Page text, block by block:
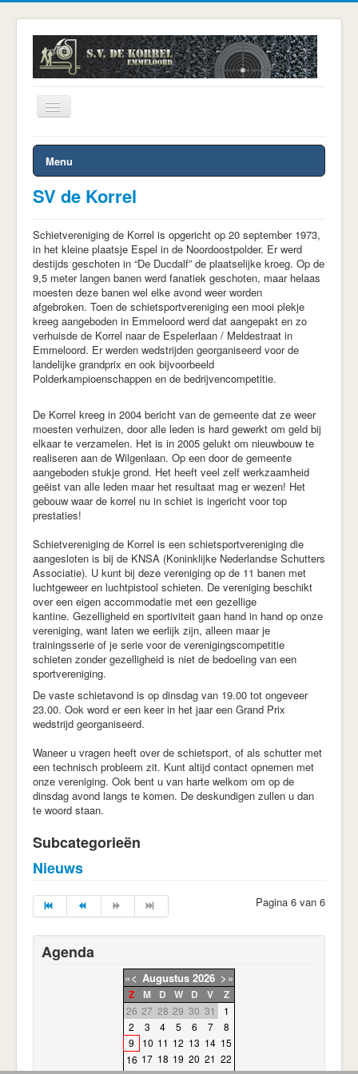
Toggle
Navigation
Menu
SV de Korrel
Schietvereniging de Korrel is opgericht op 20 september 1973,
in het kleine plaatsje Espel in de Noordoostpolder. Er werd
destijds geschoten in “De Ducdalf” de plaatselijke kroeg. Op de
9,5 meter langen banen werd fanatiek geschoten, maar helaas
moesten deze banen wel elke avond weer worden
afgebroken. Toen de schietsportvereniging een mooi plekje
kreeg aangeboden in Emmeloord werd dat aangepakt en zo
verhuisde de Korrel naar de Espelerlaan / Meldestraat in
Emmeloord. Er werden wedstrijden georganiseerd voor de
landelijke grandprix en ook bijvoorbeeld
Polderkampioenschappen en de bedrijvencompetitie.
De Korrel kreeg in 2004 bericht van de gemeente dat ze weer
moesten verhuizen, door alle leden is hard gewerkt om geld bij
elkaar te verzamelen. Het is in 2005 gelukt om nieuwbouw te
realiseren aan de Wilgenlaan. Op een door de gemeente
aangeboden stukje grond. Het heeft veel zelf werkzaamheid
geëist van alle leden maar het resultaat mag er wezen! Het
gebouw waar de korrel nu in schiet is ingericht voor top
prestaties!
Schietvereniging de Korrel is een schietsportvereniging die
aangesloten is bij de KNSA (Koninklijke Nederlandse Schutters
Associatie). U kunt bij deze vereniging op de 11 banen met
luchtgeweer en luchtpistool schieten. De vereniging beschikt
over een eigen accommodatie met een gezellige
kantine. Gezelligheid en sportiviteit gaan hand in hand op onze
vereniging, want laten we eerlijk zijn, alleen maar je
trainingsserie of je serie voor de verenigingscompetitie
schieten zonder gezelligheid is niet de bedoeling van een
sportvereniging.
De vaste schietavond is op dinsdag van 19.00 tot ongeveer
23.00. Ook word er een keer in het jaar een Grand Prix
wedstrijd georganiseerd.
Waneer u vragen heeft over de schietsport, of als schutter met
een technisch probleem zit. Kunt altijd contact opnemen met
onze vereniging. Ook bent u van harte welkom om op de
dinsdag avond langs te komen. De deskundigen zullen u dan
te woord staan.
Subcategorieën
Nieuws
Pagina 6 van 6
Agenda
«< Augustus 2026 > »
Z M D W D V Z
26 27 28 29 30 31
1
2
3 4 5 6 7
8
9
10 11 12 13 14 15
16 17 18 19 20 21 22